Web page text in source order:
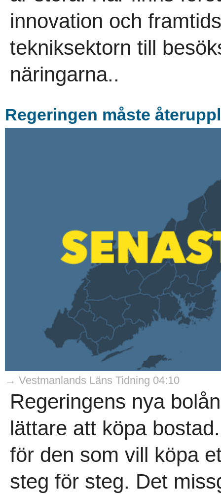
innovation och
tekniksektorn till
näringarna..
Regeringen måste
→ Vestmanlands Läns Tidning 04:10
Regeringens nya
lättare att köpa
för den som vill köpa
steg för steg. Det